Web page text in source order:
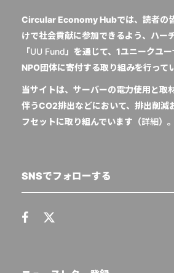
Circular Economy Hubでは、読者の
けで社会貢献に参加できるよう、ハー
「UU Fund 」を通じて、1ユニークユ
NPO団体に寄付する取り組みを行って
当サイトは、サーバーの電力使用と取
伴うCO2排出などにおいて、排出削減
フセットに取り組んでいます（詳細）。
SNSでフォローする